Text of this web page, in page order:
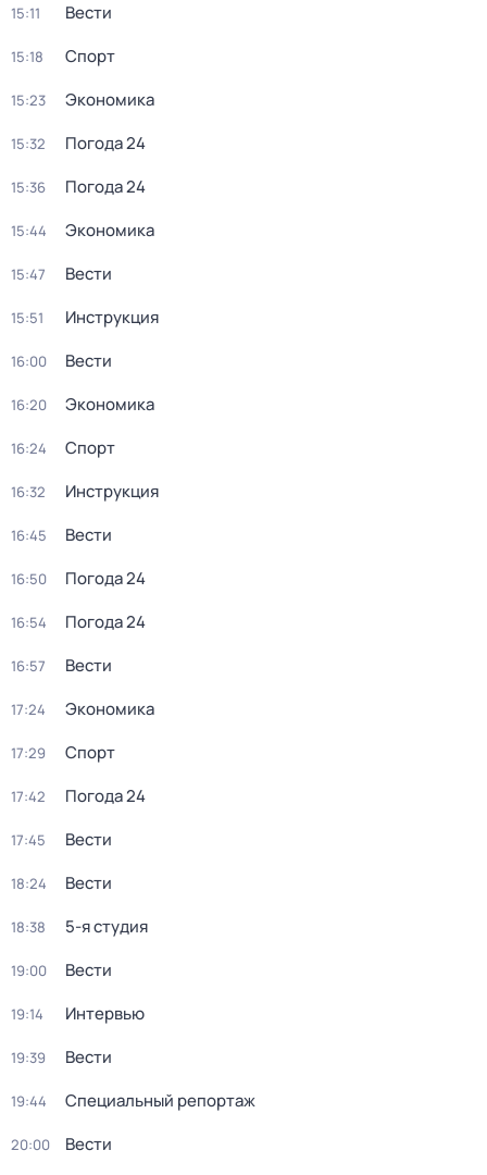
15:11 Вести
15:18 Спорт
15:23 Экономика
15:32 Погода 24
15:36 Погода 24
15:44 Экономика
15:47 Вести
15:51 Инструкция
16:00 Вести
16:20 Экономика
16:24 Спорт
16:32 Инструкция
16:45 Вести
16:50 Погода 24
16:54 Погода 24
16:57 Вести
17:24 Экономика
17:29 Спорт
17:42 Погода 24
17:45 Вести
18:24 Вести
18:38 5-я студия
19:00 Вести
19:14 Интервью
19:39 Вести
19:44 Специальный репортаж
20:00 Вести